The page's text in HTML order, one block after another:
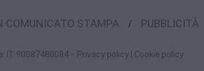
COMUNICATO STAMPA PUBBLICITÀ
IT 90087480084 - Privacy policy| Cookie policy